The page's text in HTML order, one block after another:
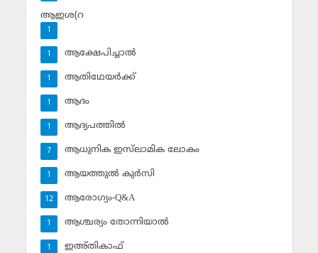
ആഇശ(റ
1
ആക്ഷേപിച്ചാല്‍
1
ആതിഥേയര്‍ക്ക്
1
ആദം
1
ആദ്യപത്തില്‍
1
ആധുനിക ഇസ്‌ലാമിക ലോകം
7
ആയത്തുല്‍ കുര്‍സി
1
ആരോഗ്യം-Q&A
12
ആശ്ചര്യം തോന്നിയാല്‍
1
ഇഅ്തികാഫ്‌
1